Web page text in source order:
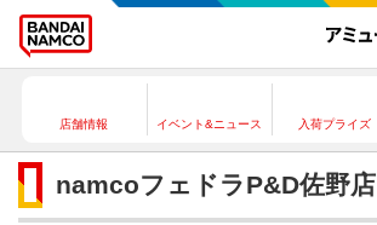
店舗情報 イベント&ニュース 入荷プライズ
namcoフェドラP&D佐野店